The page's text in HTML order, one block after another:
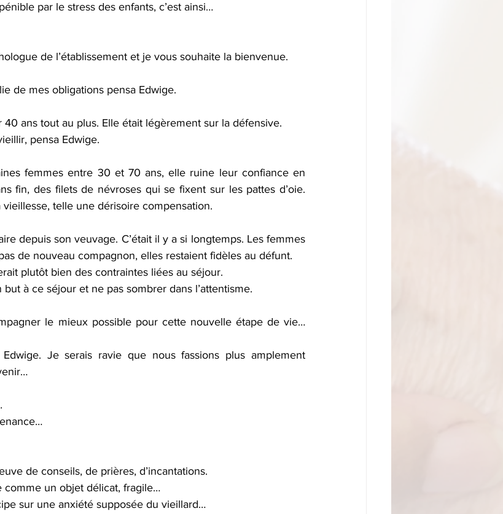
par le stress des enfants, c’est ainsi…
de l’établissement et je vous souhaite la bienvenue.
de mes obligations pensa Edwige.
ans tout au plus. Elle était légèrement sur la défensive.
pensa Edwige.
femmes entre 30 et 70 ans, elle ruine leur confiance en
fin, des filets de névroses qui se fixent sur les pattes d’oie.
telle une dérisoire compensation.
depuis son veuvage. C’était il y a si longtemps. Les femmes
de nouveau compagnon, elles restaient fidèles au défunt.
plutôt bien des contraintes liées au séjour.
but à ce séjour et ne pas sombrer dans l’attentisme.
le mieux possible pour cette nouvelle étape de vie…
Je serais ravie que nous fassions plus amplement
de conseils, de prières, d’incantations.
comme un objet délicat, fragile…
sur une anxiété supposée du vieillard…